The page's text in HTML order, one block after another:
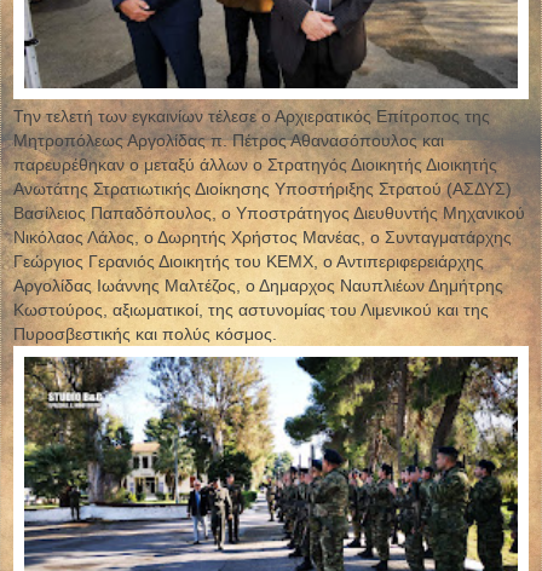
Την τελετή των εγκαινίων τέλεσε ο Αρχιερατικός Επίτροπος της
Μητροπόλεως Αργολίδας π. Πέτρος Αθανασόπουλος και
παρευρέθηκαν ο μεταξύ άλλων ο Στρατηγός Διοικητής Διοικητής
Ανωτάτης Στρατιωτικής Διοίκησης Υποστήριξης Στρατού (ΑΣΔΥΣ)
Βασίλειος Παπαδόπουλος, ο Υποστράτηγος Διευθυντής Μηχανικού
Νικόλαος Λάλος, ο Δωρητής Χρήστος Μανέας, ο Συνταγματάρχης
Γεώργιος Γερανιός Διοικητής του ΚΕΜΧ, ο Αντιπεριφερειάρχης
Αργολίδας Ιωάννης Μαλτέζος, ο Δημαρχος Ναυπλιέων Δημήτρης
Κωστούρος, αξιωματικοί, της αστυνομίας του Λιμενικού και της
Πυροσβεστικής και πολύς κόσμος.